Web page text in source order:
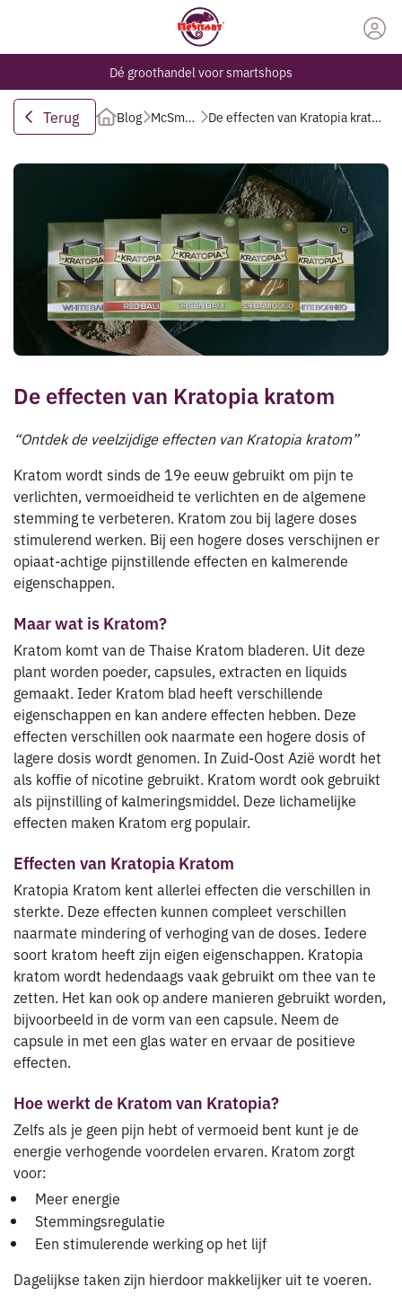
Dé groothandel voor smartshops
Terug Blog McSmart De effecten van Kratopia kratom
De effecten van Kratopia kratom
“Ontdek de veelzijdige effecten van Kratopia kratom”
Kratom wordt sinds de 19e eeuw gebruikt om pijn te
verlichten, vermoeidheid te verlichten en de algemene
stemming te verbeteren. Kratom zou bij lagere doses
stimulerend werken. Bij een hogere doses verschijnen er
opiaat-achtige pijnstillende effecten en kalmerende
eigenschappen.
Maar wat is Kratom?
Kratom komt van de Thaise Kratom bladeren. Uit deze
plant worden poeder, capsules, extracten en liquids
gemaakt. Ieder Kratom blad heeft verschillende
eigenschappen en kan andere effecten hebben. Deze
effecten verschillen ook naarmate een hogere dosis of
lagere dosis wordt genomen. In Zuid-Oost Azië wordt het
als koffie of nicotine gebruikt. Kratom wordt ook gebruikt
als pijnstilling of kalmeringsmiddel. Deze lichamelijke
effecten maken Kratom erg populair.
Effecten van Kratopia Kratom
Kratopia Kratom kent allerlei effecten die verschillen in
sterkte. Deze effecten kunnen compleet verschillen
naarmate mindering of verhoging van de doses. Iedere
soort kratom heeft zijn eigen eigenschappen. Kratopia
kratom wordt hedendaags vaak gebruikt om thee van te
zetten. Het kan ook op andere manieren gebruikt worden,
bijvoorbeeld in de vorm van een capsule. Neem de
capsule in met een glas water en ervaar de positieve
effecten.
Hoe werkt de Kratom van Kratopia?
Zelfs als je geen pijn hebt of vermoeid bent kunt je de
energie verhogende voordelen ervaren. Kratom zorgt
voor:
Meer energie
Stemmingsregulatie
Een stimulerende werking op het lijf
Dagelijkse taken zijn hierdoor makkelijker uit te voeren.